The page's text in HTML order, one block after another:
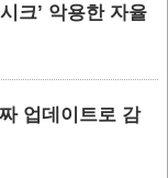
크’ 악용한 자율
업데이트로 감